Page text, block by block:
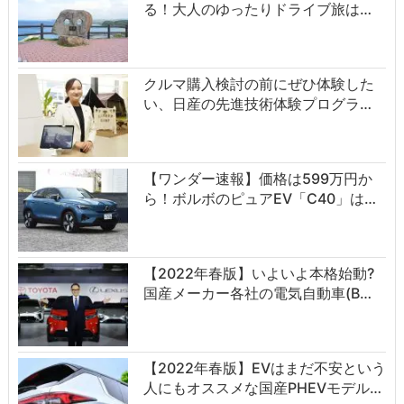
る！大人のゆったりドライブ旅は…
クルマ購入検討の前にぜひ体験した
い、日産の先進技術体験プログラ…
【ワンダー速報】価格は599万円か
ら！ボルボのピュアEV「C40」は…
【2022年春版】いよいよ本格始動?
国産メーカー各社の電気自動車(B…
【2022年春版】EVはまだ不安という
人にもオススメな国産PHEVモデル…